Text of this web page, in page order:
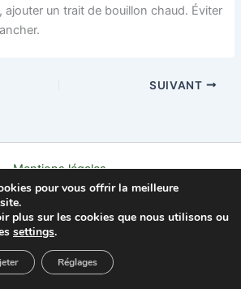
ajouter un trait de bouillon chaud. Éviter
SUIVANT
Mentions légales
de confidentialité
À propos
© 2026 L'AFFLEC
pour vous offrir la meilleure
plus sur les cookies que nous utilisons ou
settings.
Réglages